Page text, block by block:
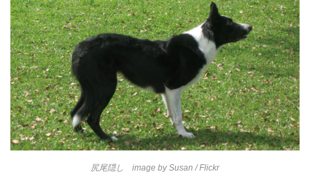
尻尾隠し image bySusan / Flickr